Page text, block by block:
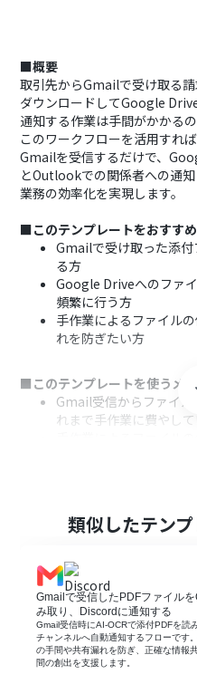
■概要
取引先からGmailで受け取る
ダウンロードしてGoogle
通知する作業は手間がかかる
このワークフローを活用すれ
Gmailを受信するだけで、
とOutlookでの関係者への通
業務の効率化を実現します。
■このテンプレートをおすす
Gmailで受け取った添
る方
Google Driveへのファ
頻繁に行う方
手作業によるファイル
れを防ぎたい方
■このテンプレートを使うメリ
Gmail受信からファイ
れまで手作業に費やし
■フローボットの流れ
はじめに、Gmail、
トリガーでGmailの「特
を受信したら」という
次に、分岐機能を選択
場合にのみ後続の処理
続いて、Google Drive
る」アクションを設定
類似したテン
Gmailで受信したPDFファイル
み取り、Discordに通知する
Gmail受信時にAI-OCRで添付PDFを読
チャンネルへ自動通知するフローです
の手間や共有漏れを防ぎ、正確な情報
間の創出を支援します。